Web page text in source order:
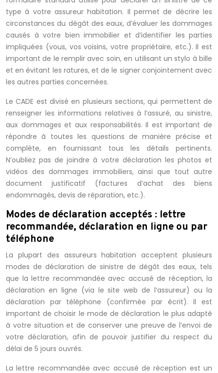
type à votre assureur habitation. Il permet de décrire les
circonstances du dégât des eaux, d’évaluer les dommages
causés à votre bien immobilier et d’identifier les parties
impliquées (vous, vos voisins, votre propriétaire, etc.). Il est
important de le remplir avec soin, en utilisant un stylo à bille
et en évitant les ratures, et de le signer conjointement avec
les autres parties concernées.
Le CADE est divisé en plusieurs sections, qui permettent de
renseigner les informations relatives à l’assuré, au sinistre,
aux dommages et aux responsabilités. Il est important de
répondre à toutes les questions de manière précise et
complète, en fournissant tous les détails pertinents.
N’oubliez pas de joindre à votre déclaration les photos et
vidéos des dommages immobiliers, ainsi que tout autre
document justificatif (factures d’achat des biens
endommagés, devis de réparation, etc.).
Modes de déclaration acceptés : lettre
recommandée, déclaration en ligne ou par
téléphone
La plupart des assureurs habitation acceptent plusieurs
modes de déclaration de sinistre de dégât des eaux, tels
que la lettre recommandée avec accusé de réception, la
déclaration en ligne (via le site web de l’assureur) ou la
déclaration par téléphone (confirmée par écrit). Il est
important de choisir le mode de déclaration le plus adapté
à votre situation et de conserver une preuve de l’envoi de
votre déclaration, afin de pouvoir justifier du respect du
délai de 5 jours ouvrés.
La lettre recommandée avec accusé de réception est un